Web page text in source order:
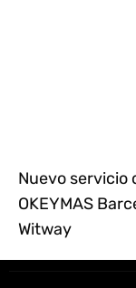
Nuevo servicio
OKEYMAS
Witway